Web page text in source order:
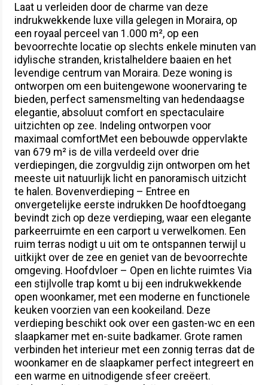
Laat u verleiden door de charme van deze
indrukwekkende luxe villa gelegen in Moraira, op
een royaal perceel van 1.000 m², op een
bevoorrechte locatie op slechts enkele minuten van
idylische stranden, kristalheldere baaien en het
levendige centrum van Moraira. Deze woning is
ontworpen om een buitengewone woonervaring te
bieden, perfect samensmelting van hedendaagse
elegantie, absoluut comfort en spectaculaire
uitzichten op zee. Indeling ontworpen voor
maximaal comfortMet een bebouwde oppervlakte
van 679 m² is de villa verdeeld over drie
verdiepingen, die zorgvuldig zijn ontworpen om het
meeste uit natuurlijk licht en panoramisch uitzicht
te halen. Bovenverdieping – Entree en
onvergetelijke eerste indrukken De hoofdtoegang
bevindt zich op deze verdieping, waar een elegante
parkeerruimte en een carport u verwelkomen. Een
ruim terras nodigt u uit om te ontspannen terwijl u
uitkijkt over de zee en geniet van de bevoorrechte
omgeving. Hoofdvloer – Open en lichte ruimtes Via
een stijlvolle trap komt u bij een indrukwekkende
open woonkamer, met een moderne en functionele
keuken voorzien van een kookeiland. Deze
verdieping beschikt ook over een gasten-wc en een
slaapkamer met en-suite badkamer. Grote ramen
verbinden het interieur met een zonnig terras dat de
woonkamer en de slaapkamer perfect integreert en
een warme en uitnodigende sfeer creëert.